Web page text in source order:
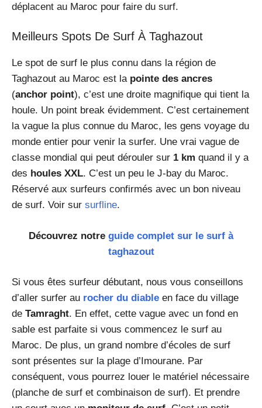
déplacent au Maroc pour faire du surf.
Meilleurs Spots De Surf À Taghazout
Le spot de surf le plus connu dans la région de
Taghazout au Maroc est la pointe des ancres
(anchor point), c’est une droite magnifique qui tient la
houle. Un point break évidemment. C’est certainement
la vague la plus connue du Maroc, les gens voyage du
monde entier pour venir la surfer. Une vrai vague de
classe mondial qui peut dérouler sur 1 km quand il y a
des houles XXL. C’est un peu le J-bay du Maroc.
Réservé aux surfeurs confirmés avec un bon niveau
de surf. Voir sur surfline.
Découvrez notre guide complet sur le surf à
taghazout
Si vous êtes surfeur débutant, nous vous conseillons
d’aller surfer au rocher du diable en face du village
de Tamraght. En effet, cette vague avec un fond en
sable est parfaite si vous commencez le surf au
Maroc. De plus, un grand nombre d’écoles de surf
sont présentes sur la plage d’Imourane. Par
conséquent, vous pourrez louer le matériel nécessaire
(planche de surf et combinaison de surf). Et prendre